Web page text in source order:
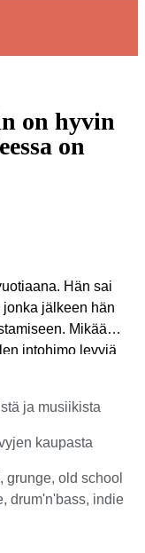
on hyvin
on
Hän sai
jälkeen hän
Mikään
Britanniaan ja
ja messuilla.
vinyylien
tarjoamaan
ja musiikista
kaupasta
grunge, old school
drum'n'bass, indie